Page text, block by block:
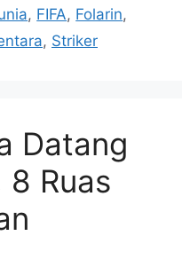
, FIFA, Folarin,
, Striker
Datang
8 Ruas